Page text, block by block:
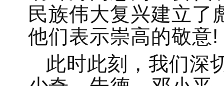
民族伟大复兴建立了
他们表示崇高的敬意!
此时此刻，我们深